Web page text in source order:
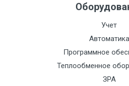
Учет
Автоматика
Программное
Теплообменное
ЗРА